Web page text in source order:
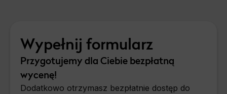
Wypełnij formularz
Przygotujemy dla Ciebie bezpłatną
wycenę!
Dodatkowo otrzymasz bezpłatnie dostęp do